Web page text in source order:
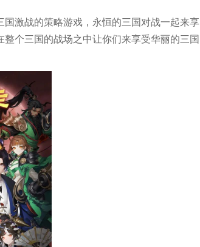
激战的策略游戏，永恒的三国对战一起来享
个三国的战场之中让你们来享受华丽的三国